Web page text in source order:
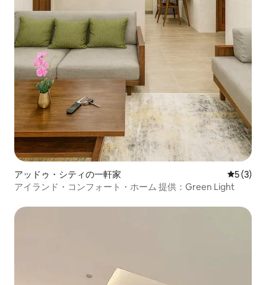
アッドゥ・シティの一軒家 レビュー
5 (3)
アイランド・コンフォート・ホーム 提供：Green Light